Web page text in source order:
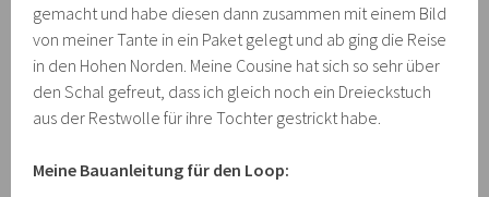
gemacht und habe diesen dann zusammen mit einem Bild
von meiner Tante in ein Paket gelegt und ab ging die Reise
in den Hohen Norden. Meine Cousine hat sich so sehr über
den Schal gefreut, dass ich gleich noch ein Dreieckstuch
aus der Restwolle für ihre Tochter gestrickt habe.
Meine Bauanleitung für den Loop: